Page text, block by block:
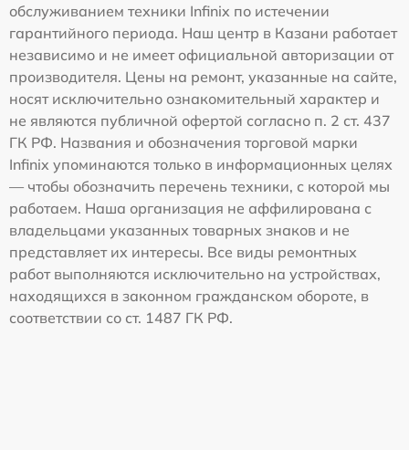
обслуживанием техники Infinix по истечении
гарантийного периода. Наш центр в Казани работает
независимо и не имеет официальной авторизации от
производителя. Цены на ремонт, указанные на сайте,
носят исключительно ознакомительный характер и
не являются публичной офертой согласно п. 2 ст. 437
ГК РФ. Названия и обозначения торговой марки
Infinix упоминаются только в информационных целях
— чтобы обозначить перечень техники, с которой мы
работаем. Наша организация не аффилирована с
владельцами указанных товарных знаков и не
представляет их интересы. Все виды ремонтных
работ выполняются исключительно на устройствах,
находящихся в законном гражданском обороте, в
соответствии со ст. 1487 ГК РФ.